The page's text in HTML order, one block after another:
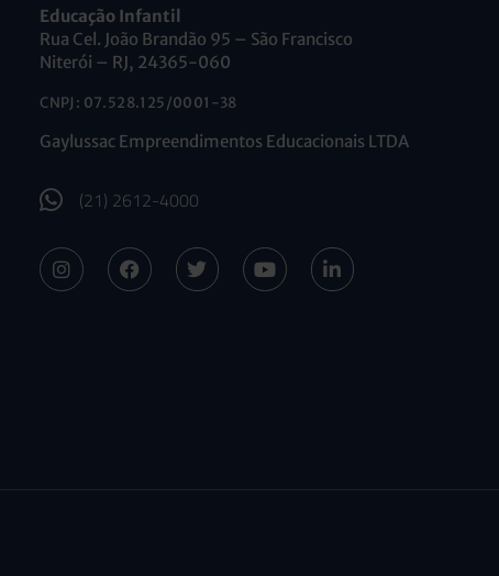
Educação Infantil
Rua Cel. João Brandão 95 – São Francisco
Niterói – RJ, 24365-060
CNPJ: 07.528.125/0001-38
Gaylussac Empreendimentos Educacionais LTDA
(21) 2612-4000